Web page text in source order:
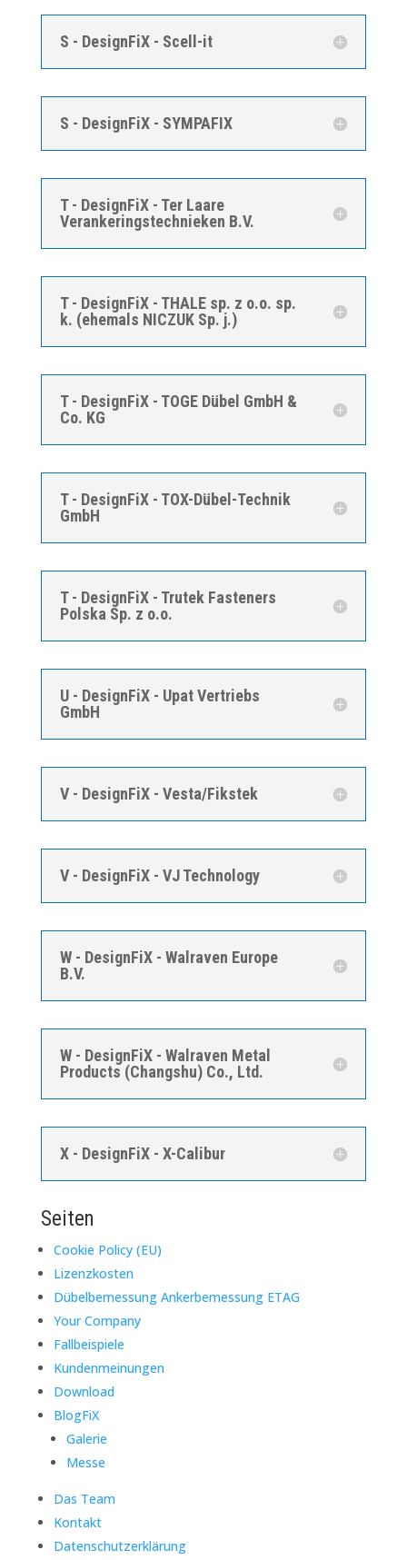
S - DesignFiX - Scell-it
S - DesignFiX - SYMPAFIX
T - DesignFiX - Ter Laare
Verankeringstechnieken B.V.
T - DesignFiX - THALE sp. z o.o. sp.
k. (ehemals NICZUK Sp. j.)
T - DesignFiX - TOGE Dübel GmbH &
Co. KG
T - DesignFiX - TOX-Dübel-Technik
GmbH
T - DesignFiX - Trutek Fasteners
Polska Sp. z o.o.
U - DesignFiX - Upat Vertriebs
GmbH
V - DesignFiX - Vesta/Fikstek
V - DesignFiX - VJ Technology
W - DesignFiX - Walraven Europe
B.V.
W - DesignFiX - Walraven Metal
Products (Changshu) Co., Ltd.
X - DesignFiX - X-Calibur
Seiten
Cookie Policy (EU)
Lizenzkosten
Dübelbemessung Ankerbemessung ETAG
Your Company
Fallbeispiele
Kundenmeinungen
Download
BlogFiX
Galerie
Messe
Das Team
Kontakt
Datenschutzerklärung